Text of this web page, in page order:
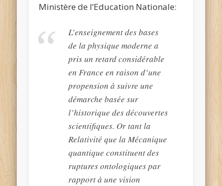
Ministère de l’Education Nationale:
L’enseignement des bases
de la physique moderne a
pris un retard considérable
en France en raison d’une
propension à suivre une
démarche basée sur
l’historique des découvertes
scientifiques. Or tant la
Relativité que la Mécanique
quantique constituent des
ruptures ontologiques par
rapport à une vision